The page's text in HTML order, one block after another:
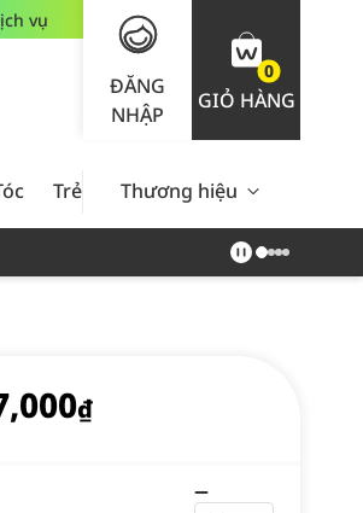
vụ
ĐĂNG
NHẬP
0
GIỎ HÀNG
Trẻ Em Nam Giới Chăm Sóc
Thương hiệu
₫